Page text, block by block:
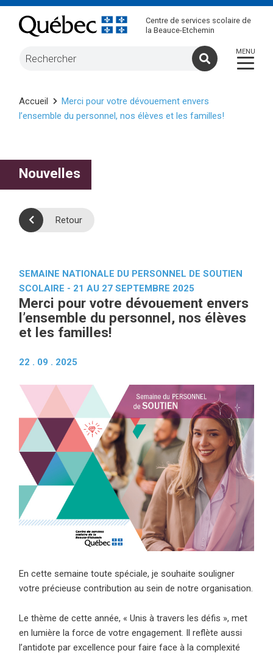
Centre de services scolaire de
la Beauce-Etchemin
Accueil
Merci pour votre dévouement envers
l’ensemble du personnel, nos élèves et les familles!
Nouvelles
Retour
SEMAINE NATIONALE DU PERSONNEL DE SOUTIEN
SCOLAIRE - 21 AU 27 SEPTEMBRE 2025
Merci pour votre dévouement envers
l’ensemble du personnel, nos élèves
et les familles!
22 . 09 . 2025
En cette semaine toute spéciale, je souhaite souligner
votre précieuse contribution au sein de notre organisation.
Le thème de cette année, « Unis à travers les défis », met
en lumière la force de votre engagement. Il reflète aussi
l’antidote par excellence pour faire face à la complexité